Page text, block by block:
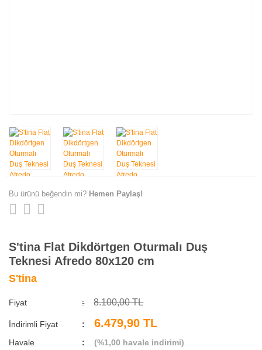
Bu ürünü beğendin mi? Hemen Paylaş!
S'tina Flat Dikdörtgen Oturmalı Duş
Teknesi Afredo 80x120 cm
S'tina
Fiyat 8.100,00 TL
İndirimli Fiyat 6.479,90 TL
Havale (%1,00 havale indirimi)